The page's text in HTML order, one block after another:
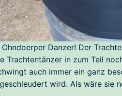
Danzer! Der
Trachtentänzer in zum Teil
auch immer ein ganz
wird. Als wäre sie